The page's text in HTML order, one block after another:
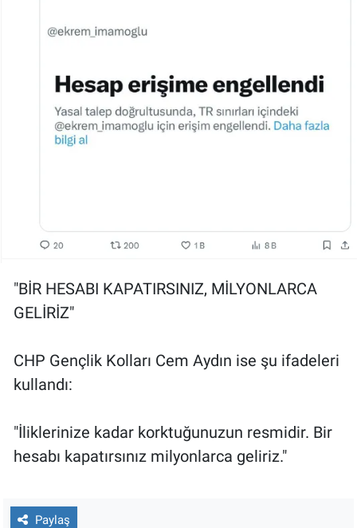
"BİR HESABI KAPATIRSINIZ, MİLYONLARCA
GELİRİZ"
CHP Gençlik Kolları Cem Aydın ise şu ifadeleri
kullandı:
"İliklerinize kadar korktuğunuzun resmidir. Bir
hesabı kapatırsınız milyonlarca geliriz."
Paylaş